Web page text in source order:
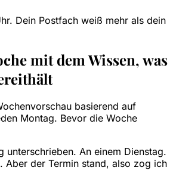
Dein Postfach weiß mehr als dein
mit dem Wissen, was
basierend auf
Montag. Bevor die Woche
unterschrieben. An einem Dienstag.
Aber der Termin stand, also zog ich